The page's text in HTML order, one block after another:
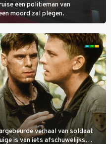
een politieman van
moord zal plegen.
verhaal van soldaat
is van iets afschuwelijks